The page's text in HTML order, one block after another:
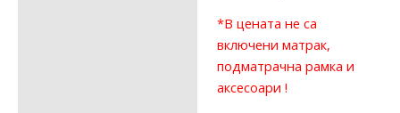
*В цената не са
включени матрак,
подматрачна рамка и
аксесоари !